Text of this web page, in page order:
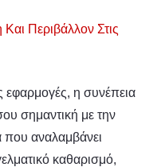
Περιβάλλον Στις
εφαρμογές, η συνέπεια
σημαντική με την
που αναλαμβάνει
καθαρισμό,